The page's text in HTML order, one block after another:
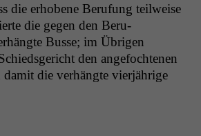
die erhobene Beru­fung teil­weise
die gegen den Beru­
Busse; im Übri­gen
den ange­focht­e­nen
die ver­hängte vier­jährige